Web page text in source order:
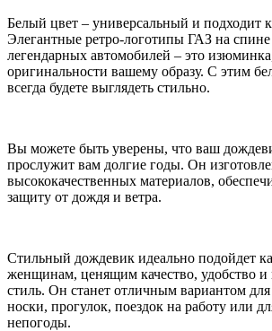
Белый цвет – универсальный и подходит
Элегантные ретро-логотипы ГАЗ на
легендарных автомобилей – это
оригинальности вашему образу. С этим
всегда будете выглядеть стильно.
Вы можете быть уверены, что ваш
прослужит вам долгие годы. Он
высококачественных материалов,
защиту от дождя и ветра.
Стильный дождевик идеально подойдет
женщинам, ценящим качество, удобство
стиль. Он станет отличным вариантом
носки, прогулок, поездок на работу или
непогоды.